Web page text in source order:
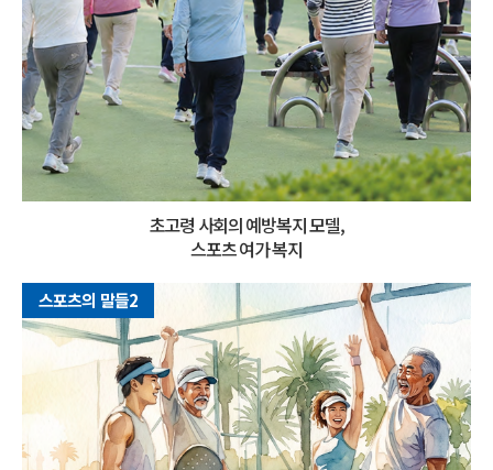
초고령 사회의 예방복지 모델,
스포츠 여가 복지
스포츠의 말들2